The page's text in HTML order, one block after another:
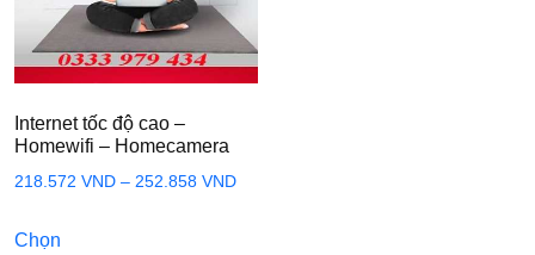
Internet tốc độ cao –
Homewifi – Homecamera
218.572 VND – 252.858 VNDKhoảng
Chọn